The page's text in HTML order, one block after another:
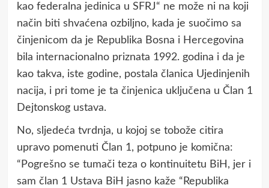
kao federalna јedinica u SFRЈ“ ne može ni na koji
način biti shvaćena ozbiljno, kada je suočimo sa
činjenicom da je Republika Bosna i Hercegovina
bila internacionalno priznata 1992. godina i da je
kao takva, iste godine, postala članica Ujedinjenih
nacija, i pri tome je ta činjenica uključena u Član 1
Dejtonskog ustava.
No, sljedeća tvrdnja, u kojoj se tobože citira
upravo pomenuti Član 1, potpuno je komična:
“Pogrešno se tumači teza o kontinuitetu BiH, јer i
sam član 1 Ustava BiH јasno kaže “Republika